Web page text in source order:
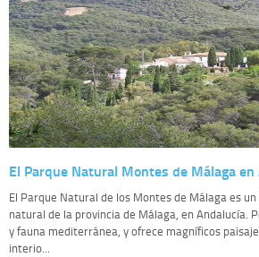
El Parque Natural Montes de Málaga
El Parque Natural de los Montes de Málaga es
natural de la provincia de Málaga, en Andalucía.
y fauna mediterránea, y ofrece magníficos
interio...